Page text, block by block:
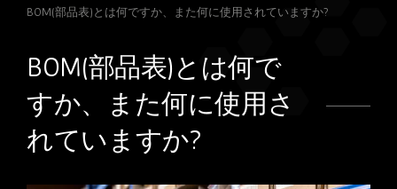
BOM(部品表)とは何ですか、また何に使用されていますか?
BOM(部品表)とは何で
すか、また何に使用さ
れていますか?